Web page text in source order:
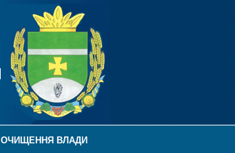
ОЧИЩЕННЯ ВЛАДИ